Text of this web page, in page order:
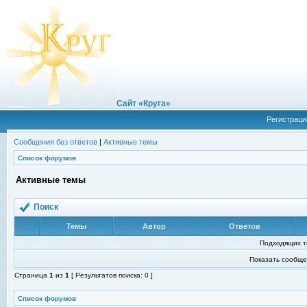
Сайт «Круга»
Сообщения без ответов | Активные темы
Список форумов
Активные темы
Поиск
Темы Автор Ответов
Подходящих
Показать
Страница 1 из 1 [ Результатов поиска: 0 ]
Список форумов